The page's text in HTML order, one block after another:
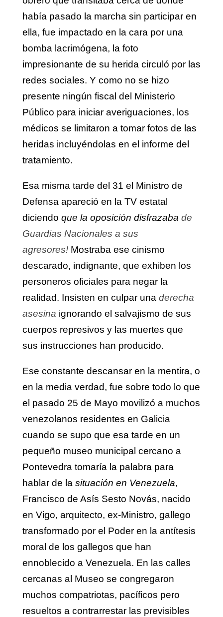
había pasado la marcha sin participar en
ella, fue impactado en la cara por una
bomba lacrimógena, la foto
impresionante de su herida circuló por las
redes sociales. Y como no se hizo
presente ningún fiscal del Ministerio
Público para iniciar averiguaciones, los
médicos se limitaron a tomar fotos de las
heridas incluyéndolas en el informe del
tratamiento.
Esa misma tarde del 31 el Ministro de
Defensa apareció en la TV estatal
diciendo que la oposición disfrazaba de
Guardias Nacionales a sus
agresores! Mostraba ese cinismo
descarado, indignante, que exhiben los
personeros oficiales para negar la
realidad. Insisten en culpar una derecha
asesina ignorando el salvajismo de sus
cuerpos represivos y las muertes que
sus instrucciones han producido.
Ese constante descansar en la mentira, o
en la media verdad, fue sobre todo lo que
el pasado 25 de Mayo movilizó a muchos
venezolanos residentes en Galicia
cuando se supo que esa tarde en un
pequeño museo municipal cercano a
Pontevedra tomaría la palabra para
hablar de la situación en Venezuela,
Francisco de Asís Sesto Novás, nacido
en Vigo, arquitecto, ex-Ministro, gallego
transformado por el Poder en la antítesis
moral de los gallegos que han
ennoblecido a Venezuela. En las calles
cercanas al Museo se congregaron
muchos compatriotas, pacíficos pero
resueltos a contrarrestar las previsibles